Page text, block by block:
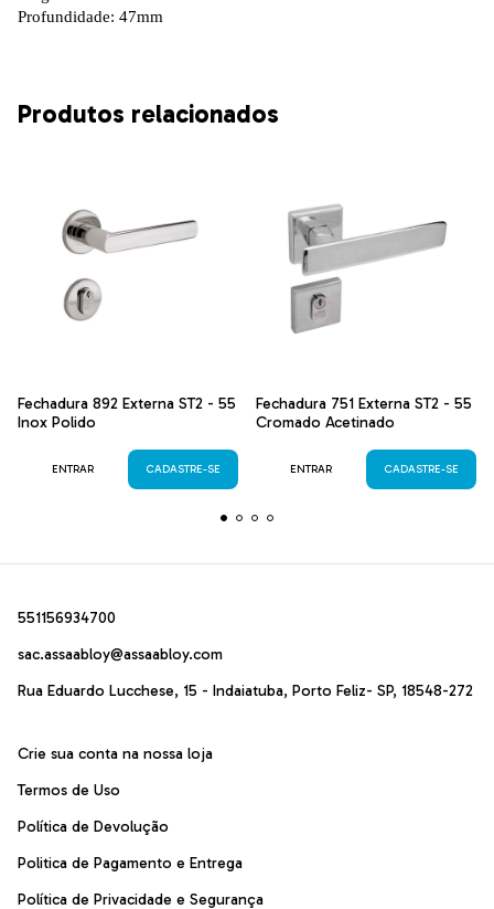
Profundidade: 47mm
Produtos relacionados
Fechadura 892 Externa ST2 - 55
Inox Polido
ENTRAR CADASTRE-SE
Fechadura 751 Externa ST2 - 55
Cromado Acetinado
ENTRAR CADASTRE-SE
551156934700
sac.assaabloy@assaabloy.com
Rua Eduardo Lucchese, 15 - Indaiatuba, Porto Feliz- SP, 18548-272
Crie sua conta na nossa loja
Termos de Uso
Política de Devolução
Politica de Pagamento e Entrega
Política de Privacidade e Segurança